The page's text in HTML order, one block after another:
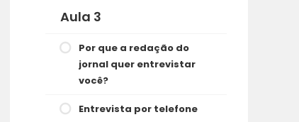
Aula 3
Por que a redação do
jornal quer entrevistar
você?
Entrevista por telefone